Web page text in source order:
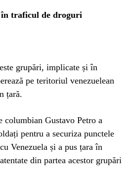
traficul de droguri
grupări, implicate și în
pe teritoriul venezuelean
țară.
columbian Gustavo Petro a
pentru a securiza punctele
Venezuela și a pus țara în
din partea acestor grupări